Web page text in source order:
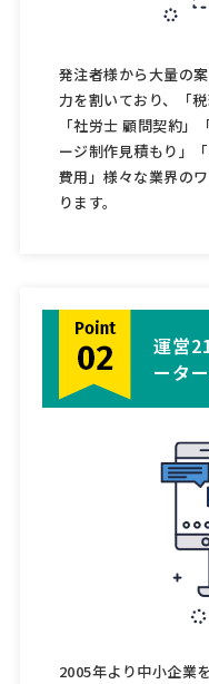
発注者様から大量の
力を割いており、「
「社労士 顧問契約
ージ制作見積もり」
費用」様々な業界の
ります。
運営
ータ
2005年より中小企業